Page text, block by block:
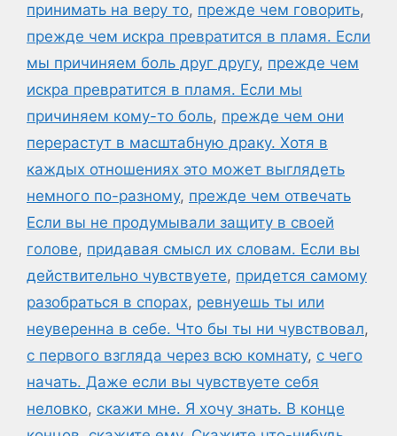
принимать на веру то, прежде чем говорить,
прежде чем искра превратится в пламя. Если
мы причиняем боль друг другу, прежде чем
искра превратится в пламя. Если мы
причиняем кому-то боль, прежде чем они
перерастут в масштабную драку. Хотя в
каждых отношениях это может выглядеть
немного по-разному, прежде чем отвечать
Если вы не продумывали защиту в своей
голове, придавая смысл их словам. Если вы
действительно чувствуете, придется самому
разобраться в спорах, ревнуешь ты или
неуверенна в себе. Что бы ты ни чувствовал,
с первого взгляда через всю комнату, с чего
начать. Даже если вы чувствуете себя
неловко, скажи мне. Я хочу знать. В конце